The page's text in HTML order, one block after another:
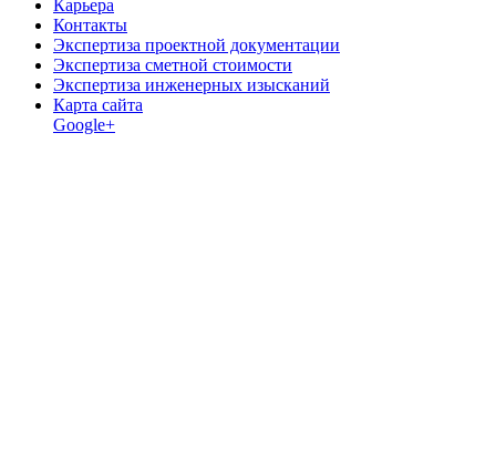
Карьера
Контакты
Экспертиза проектной документации
Экспертиза сметной стоимости
Экспертиза инженерных изысканий
Карта сайта
Google+